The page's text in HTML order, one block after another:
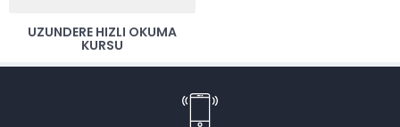
UZUNDERE HIZLI OKUMA
KURSU